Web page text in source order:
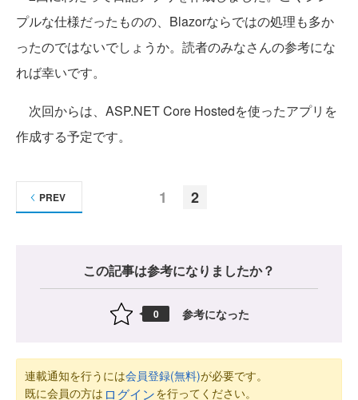
プルな仕様だったものの、Blazorならではの処理も多か
ったのではないでしょうか。読者のみなさんの参考にな
れば幸いです。
次回からは、ASP.NET Core Hostedを使ったアプリを
作成する予定です。
1 2
PREV
この記事は参考になりましたか？
0 参考になった
連載通知を行うには会員登録(無料)が必要です。
既に会員の方は ログインを行ってください。